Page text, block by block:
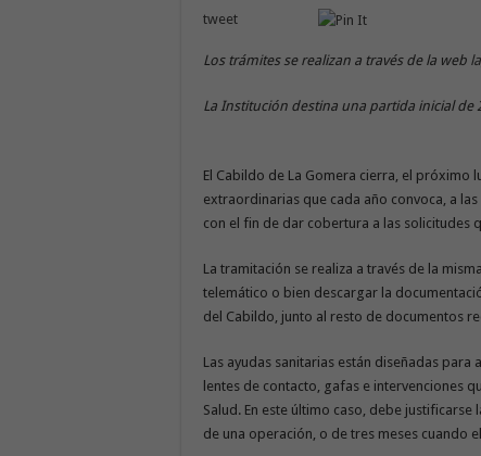
tweet
Los trámites se realizan a través de la web
La Institución destina una partida inicial
El Cabildo de La Gomera cierra, el próximo
extraordinarias que cada año convoca, a
con el fin de dar cobertura a las solicitudes
La tramitación se realiza a través de la
telemático o bien descargar la
del Cabildo, junto al resto de documentos
Las ayudas sanitarias están diseñadas
lentes de contacto, gafas e intervenciones
Salud. En este último caso, debe
de una operación, o de tres meses cuando